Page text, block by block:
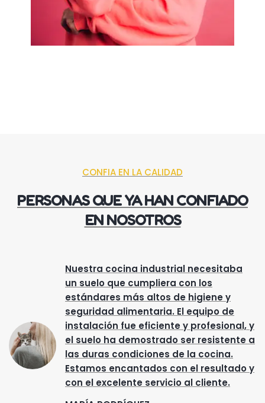
CONFIA EN LA CALIDAD
PERSONAS QUE YA HAN CONFIADO
EN NOSOTROS
Nuestra cocina industrial necesitaba
un suelo que cumpliera con los
estándares más altos de higiene y
seguridad alimentaria. El equipo de
instalación fue eficiente y profesional, y
el suelo ha demostrado ser resistente a
las duras condiciones de la cocina.
Estamos encantados con el resultado y
con el excelente servicio al cliente.